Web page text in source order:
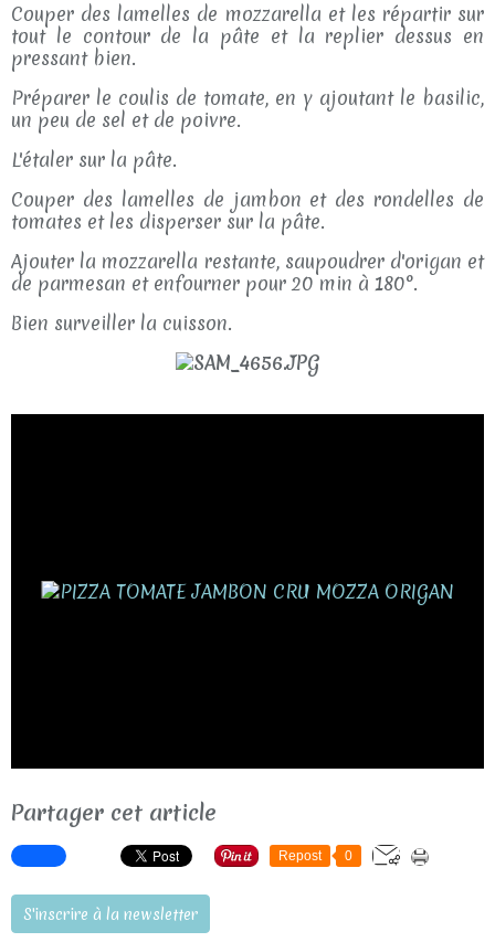
Couper des lamelles de mozzarella et les répartir sur
tout le contour de la pâte et la replier dessus en
pressant bien.
Préparer le coulis de tomate, en y ajoutant le basilic,
un peu de sel et de poivre.
L'étaler sur la pâte.
Couper des lamelles de jambon et des rondelles de
tomates et les disperser sur la pâte.
Ajouter la mozzarella restante, saupoudrer d'origan et
de parmesan et enfourner pour 20 min à 180°.
Bien surveiller la cuisson.
Partager cet article
Repost 0
S'inscrire à la newsletter